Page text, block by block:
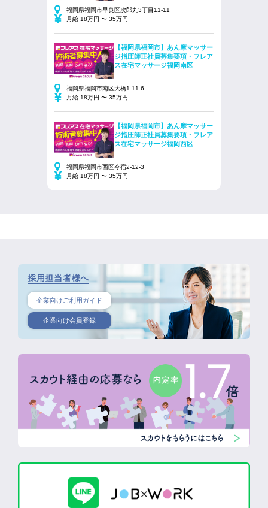
福岡県福岡市早良区次郎丸3丁目11-11
月給 18万円 〜 35万円
【福岡県福岡市】あん摩マッサー
ジ指圧師正社員募集要項・フレア
ス在宅マッサージ福岡南区
福岡県福岡市南区大橋1-11-6
月給 18万円 〜 35万円
【福岡県福岡市】あん摩マッサー
ジ指圧師正社員募集要項・フレア
ス在宅マッサージ福岡西区
福岡県福岡市西区今宿2-12-3
月給 18万円 〜 35万円
採用担当者様へ
企業向けご利用ガイド
企業向け会員登録